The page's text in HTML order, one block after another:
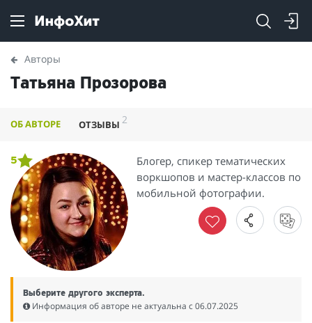
Авторы
Татьяна Прозорова
ОБ АВТОРЕ ОТЗЫВЫ 2
5
Блогер, спикер тематических
воркшопов и мастер-классов по
мобильной фотографии.
Выберите другого эксперта.
Информация об авторе не актуальна c 06.07.2025